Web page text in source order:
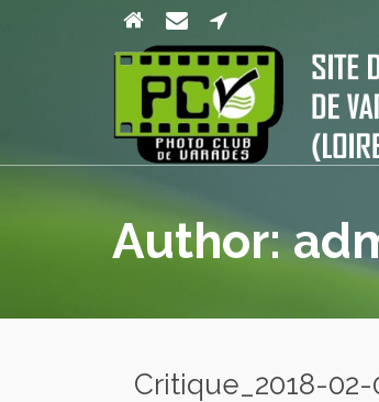
Author:
Critique_2018-02-